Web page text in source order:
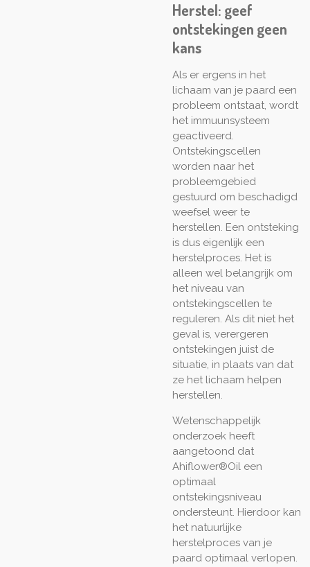
Herstel: geef
ontstekingen geen
kans
Als er ergens in het
lichaam van je paard een
probleem ontstaat, wordt
het immuunsysteem
geactiveerd.
Ontstekingscellen
worden naar het
probleemgebied
gestuurd om beschadigd
weefsel weer te
herstellen. Een ontsteking
is dus eigenlijk een
herstelproces. Het is
alleen wel belangrijk om
het niveau van
ontstekingscellen te
reguleren. Als dit niet het
geval is, verergeren
ontstekingen juist de
situatie, in plaats van dat
ze het lichaam helpen
herstellen.
Wetenschappelijk
onderzoek heeft
aangetoond dat
Ahiflower®Oil een
optimaal
ontstekingsniveau
ondersteunt. Hierdoor kan
het natuurlijke
herstelproces van je
paard optimaal verlopen.